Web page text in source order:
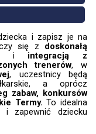
i zapisz je na
się z doskonałą
i integracją z
trenerów, w
, uczestnicy będą
a oprócz
zabaw, konkursów
Termy. To idealna
i zapewnić dziecku